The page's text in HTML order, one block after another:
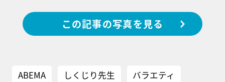
この記事の写真を見る
ABEMA しくじり先生 バラエティ